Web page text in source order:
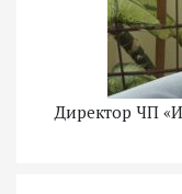
Директор ЧП